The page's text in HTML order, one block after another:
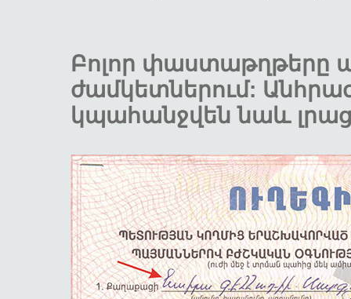
Բոլոր փաստաթղթերը
ժամկետներում:
կպահանջվեն նաև